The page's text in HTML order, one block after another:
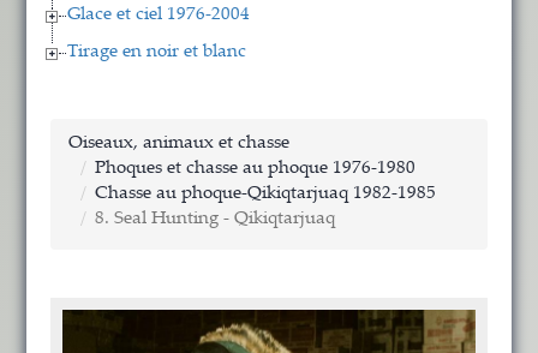
Glace et ciel 1976-2004
Tirage en noir et blanc
Oiseaux, animaux et chasse
Phoques et chasse au phoque 1976-1980
Chasse au phoque-Qikiqtarjuaq 1982-1985
8. Seal Hunting - Qikiqtarjuaq